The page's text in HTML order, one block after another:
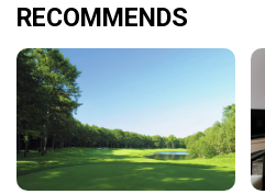
RECOMMENDS